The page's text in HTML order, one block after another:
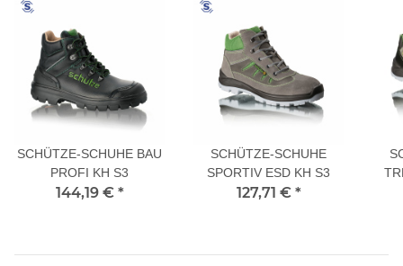
SCHÜTZE-SCHUHE BAU
PROFI KH S3
144,19 € *
SCHÜTZE-SCHUHE
SPORTIV ESD KH S3
127,71 € *